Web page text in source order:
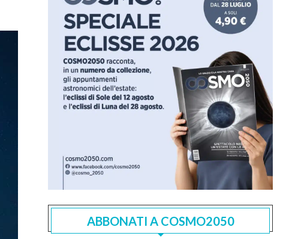
ABBONATI A COSMO2050